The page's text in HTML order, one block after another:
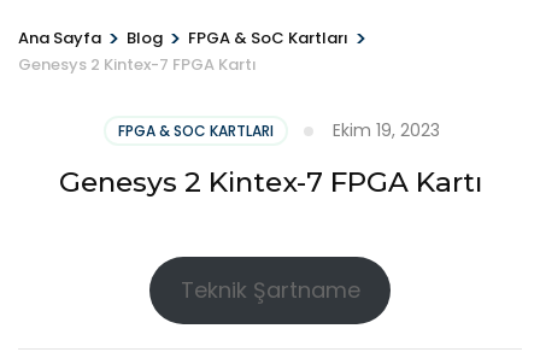
Ana Sayfa > Blog > FPGA & SoC Kartları >
Genesys 2 Kintex-7 FPGA Kartı
FPGA & SOC KARTLARI Ekim 19, 2023
Genesys 2 Kintex-7 FPGA Kartı
Teknik Şartname